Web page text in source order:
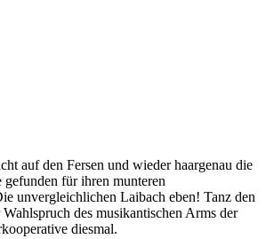
auf den Fersen und wieder haargenau die
gefunden für ihren munteren
unvergleichlichen Laibach eben! Tanz den
des musikantischen Arms der
diesmal.